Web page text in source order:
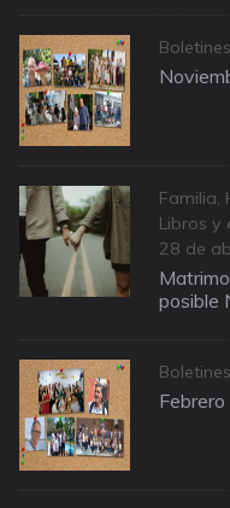
Boletines
Familia,
Libros y
Posted
on
28 de
posible
Boletines